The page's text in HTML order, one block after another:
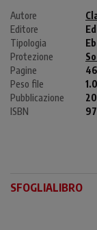
Autore
Editore
Tipologia
Protezione
Pagine
Peso file
Pubblicazione
ISBN
SFOGLIALIBRO